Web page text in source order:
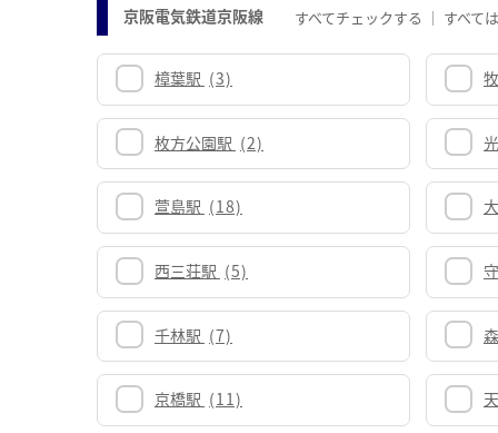
京阪電気鉄道京阪線 すべてチェックする すべて
樟葉駅 (3)
枚方公園駅 (2)
萱島駅 (18)
西三荘駅 (5)
千林駅 (7)
京橋駅 (11)